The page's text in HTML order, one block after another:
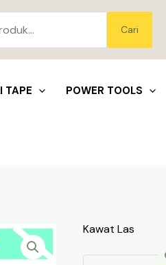
Cari
TAPE POWER TOOLS
Kawat Las